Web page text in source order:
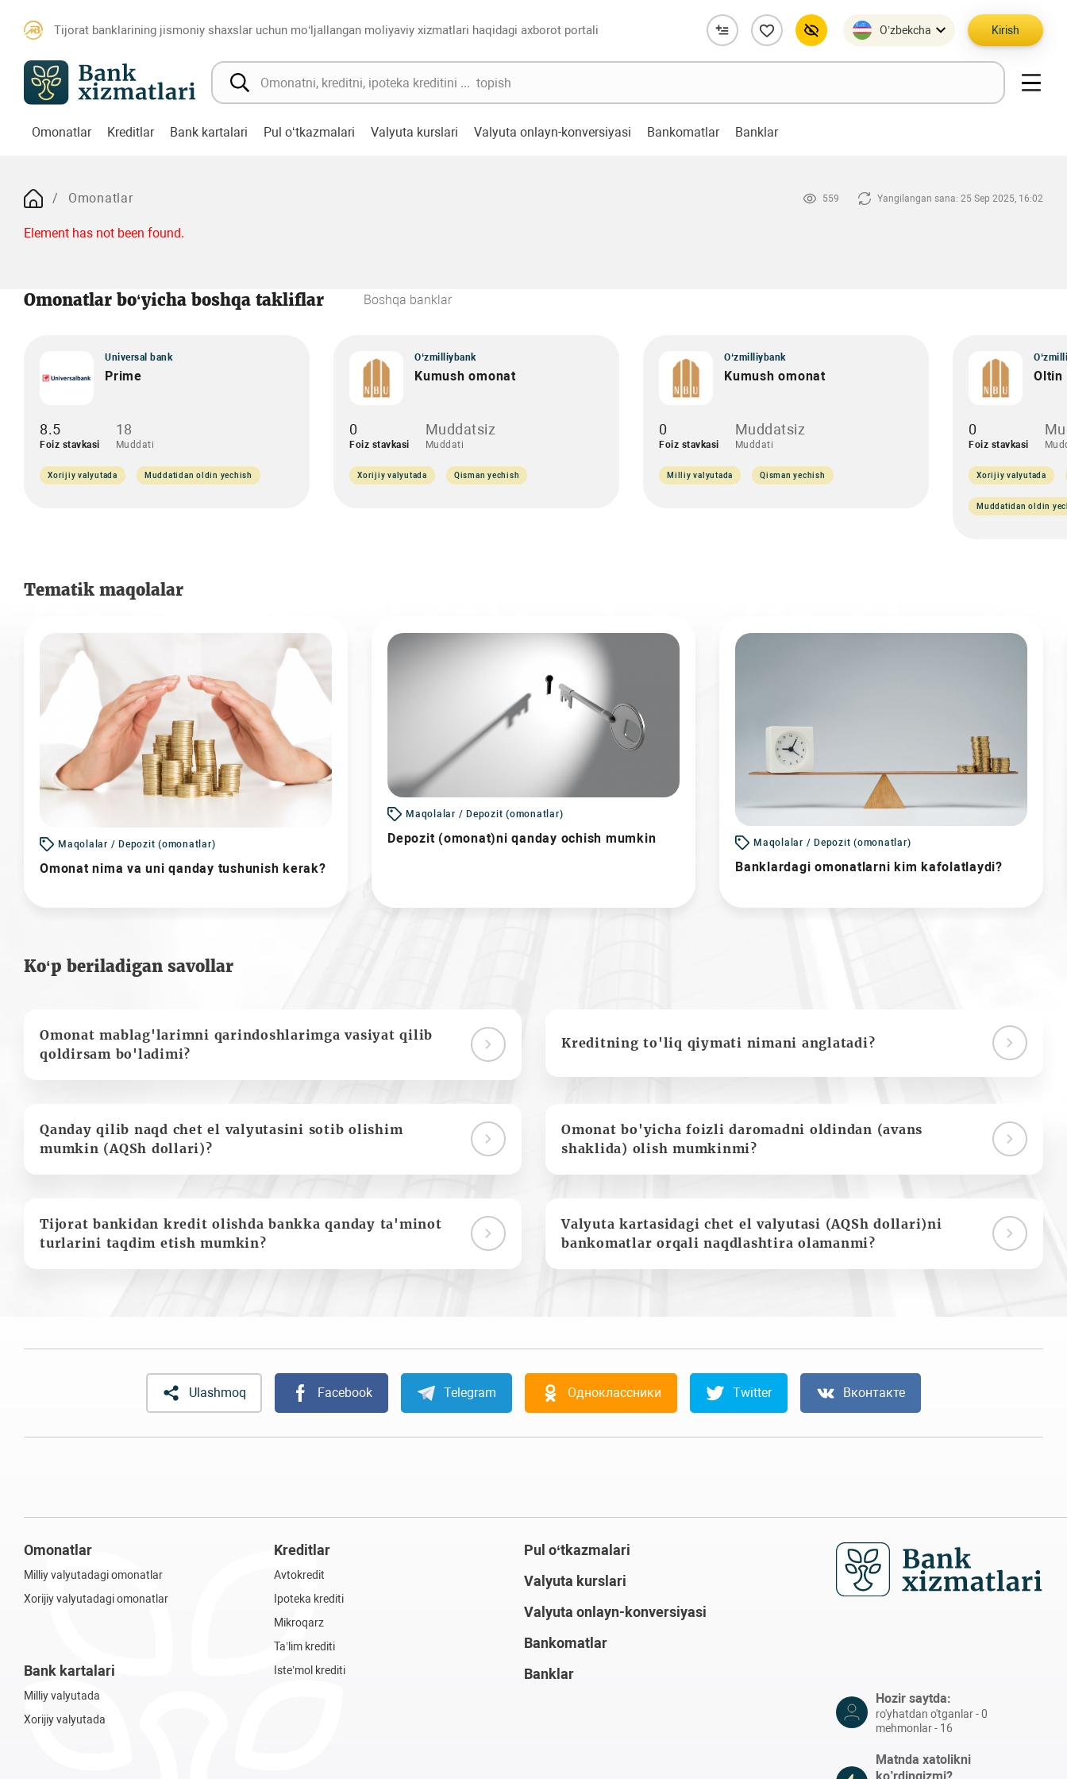
Tijorat banklarining jismoniy shaxslar uchun mo‘ljallangan moliyaviy xizmatlari haqidagi axborot portali O’zbekcha Kirish
Omonatlar Kreditlar Bank kartalari Pul o‘tkazmalari Valyuta kurslari Valyuta onlayn-konversiyasi Bankomatlar Banklar
Omonatlar 559 Yangilangan sana: 25 Sep 2025, 16:02
Element has not been found.
Omonatlar bo‘yicha boshqa takliflar Boshqa banklar
Universal bank
Prime
8.5
Foiz stavkasi
18
Muddati
Xorijiy valyutada Muddatidan oldin yechish
O‘zmilliybank
Kumush omonat
0
Foiz stavkasi
Muddatsiz
Muddati
Xorijiy valyutada Qisman yechish
O‘zmilliybank
Kumush omonat
0
Foiz stavkasi
Muddatsiz
Muddati
Milliy valyutada Qisman yechish
Oltin
0
Foiz stavkasi
Xorijiy valyutada
Muddatidan oldin
Tematik maqolalar
Maqolalar / Depozit (omonatlar)
Omonat nima va uni qanday tushunish kerak?
Maqolalar / Depozit (omonatlar)
Depozit (omonat)ni qanday ochish mumkin Maqolalar / Depozit (omonatlar)
Banklardagi omonatlarni kim kafolatlaydi?
Ko‘p beriladigan savollar
Omonat mablag'larimni qarindoshlarimga vasiyat qilib
qoldirsam bo'ladimi?
Kreditning to'liq qiymati nimani anglatadi?
Qanday qilib naqd chet el valyutasini sotib olishim
mumkin (AQSh dollari)?
Omonat bo'yicha foizli daromadni oldindan (avans
shaklida) olish mumkinmi?
Tijorat bankidan kredit olishda bankka qanday ta'minot
turlarini taqdim etish mumkin?
Valyuta kartasidagi chet el valyutasi (AQSh dollari)ni
bankomatlar orqali naqdlashtira olamanmi?
Ulashmoq Facebook Telegram Одноклассники Twitter Вконтакте
Omonatlar
Milliy valyutadagi omonatlar
Xorijiy valyutadagi omonatlar
Bank kartalari
Milliy valyutada
Xorijiy valyutada
Kreditlar
Avtokredit
Ipoteka krediti
Mikroqarz
Ta’lim krediti
Iste’mol krediti
Pul o‘tkazmalari
Valyuta kurslari
Valyuta onlayn-konversiyasi
Bankomatlar
Banklar
ro'yhatdan o'tganlar - 0
mehmonlar - 16
ko’rdingizmi?